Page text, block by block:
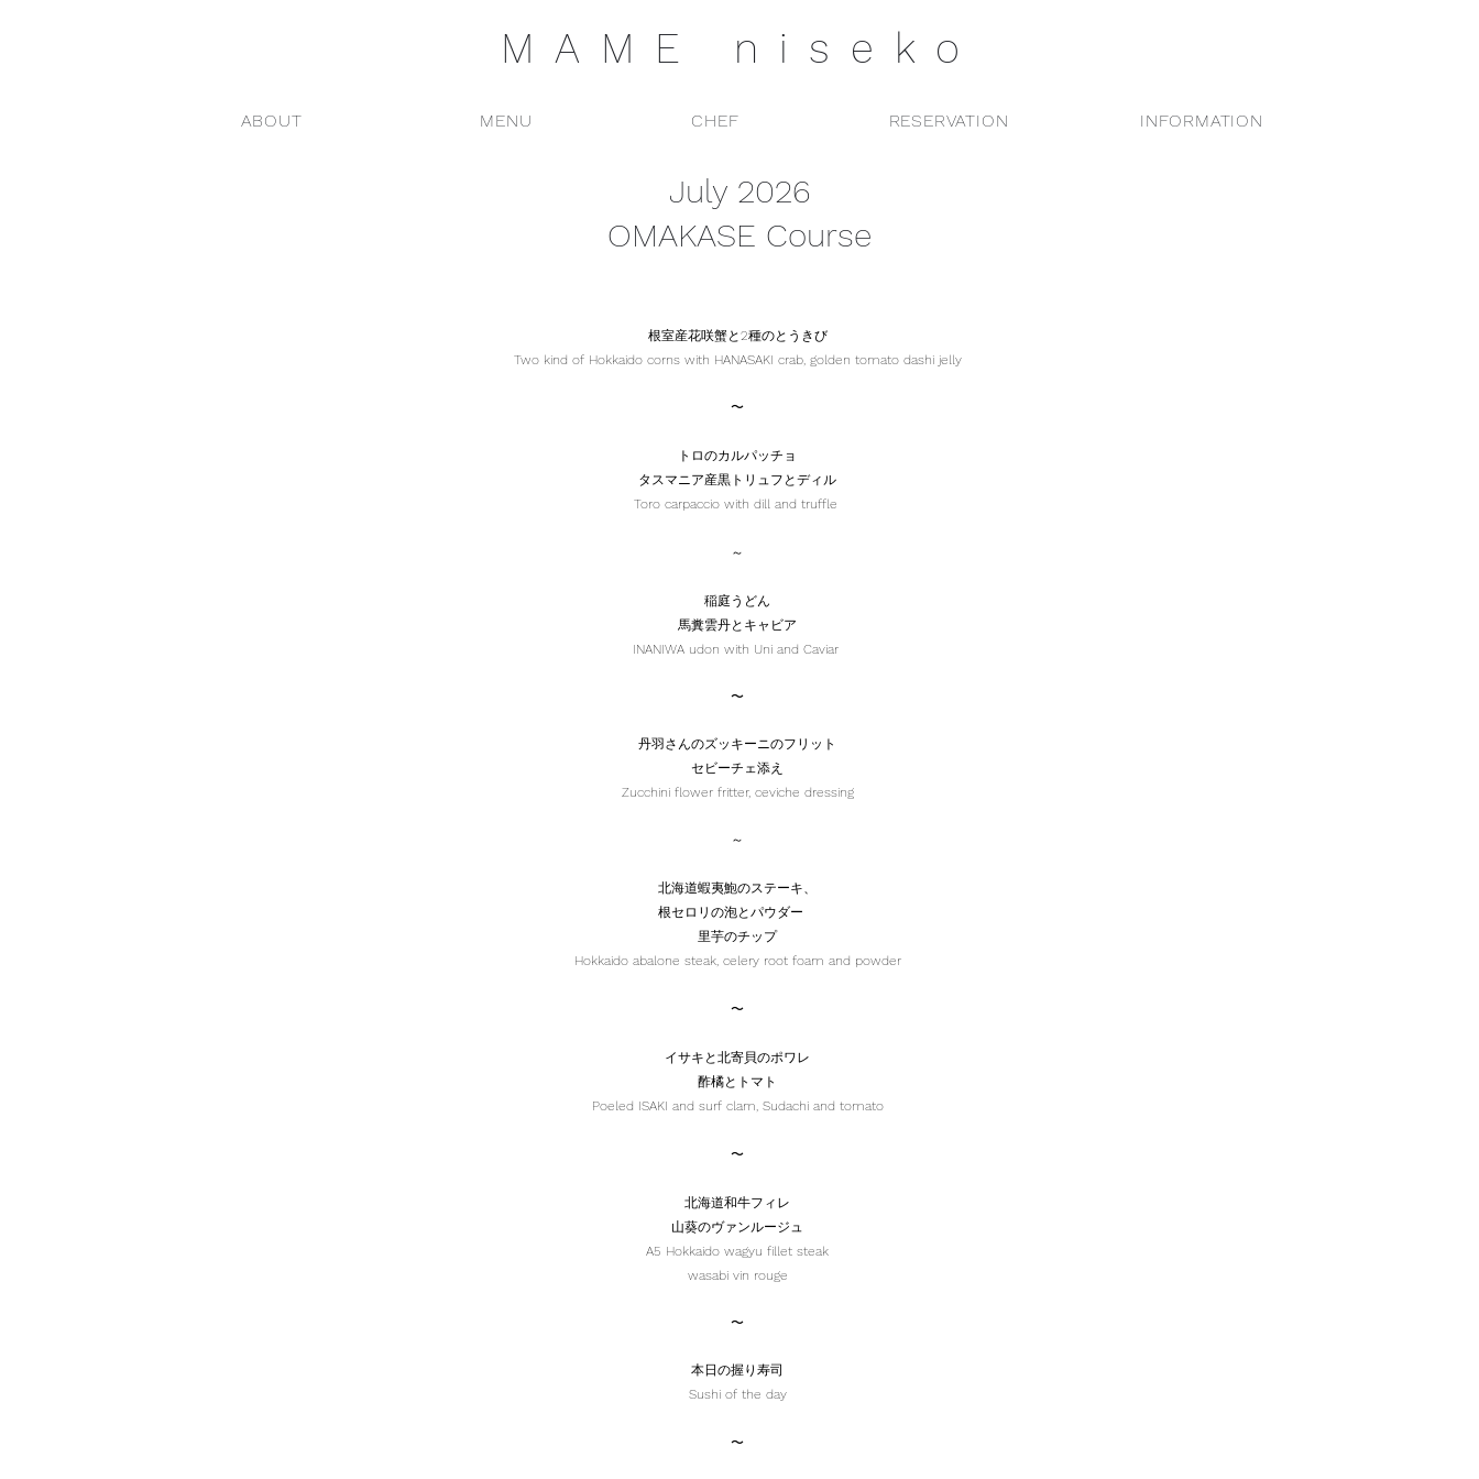
MAME niseko
ABOUT MENU CHEF RESERVATION INFORMATION
July 2026
OMAKASE Course
根室産花咲蟹と2種のとうきび
Two kind of Hokkaido corns with HANASAKI crab, golden tomato dashi jelly
〜
トロのカルパッチョ
タスマニア産黒トリュフとディル
Toro carpaccio with dill and truffle
～
稲庭うどん
馬糞雲丹とキャビア
INANIWA udon with Uni and Caviar
〜
丹羽さんのズッキーニのフリット
セビーチェ添え
Zucchini flower fritter, ceviche dressing
～
北海道蝦夷鮑のステーキ、
根セロリの泡とパウダー
里芋のチップ
Hokkaido abalone steak, celery root foam and powder
〜
イサキと北寄貝のポワレ
酢橘とトマト
Poeled ISAKI and surf clam, Sudachi and tomato
〜
北海道和牛フィレ
山葵のヴァンルージュ
A5 Hokkaido wagyu fillet steak
wasabi vin rouge
〜
本日の握り寿司
Sushi of the day
〜